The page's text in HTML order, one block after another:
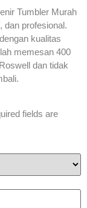
Tumbler Murah
dan profesional.
kualitas
memesan 400
dan tidak
fields are